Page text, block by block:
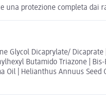
una protezione completa dai
Glycol Dicaprylate/
Butamido Triazone |
Oil | Helianthus Annuus